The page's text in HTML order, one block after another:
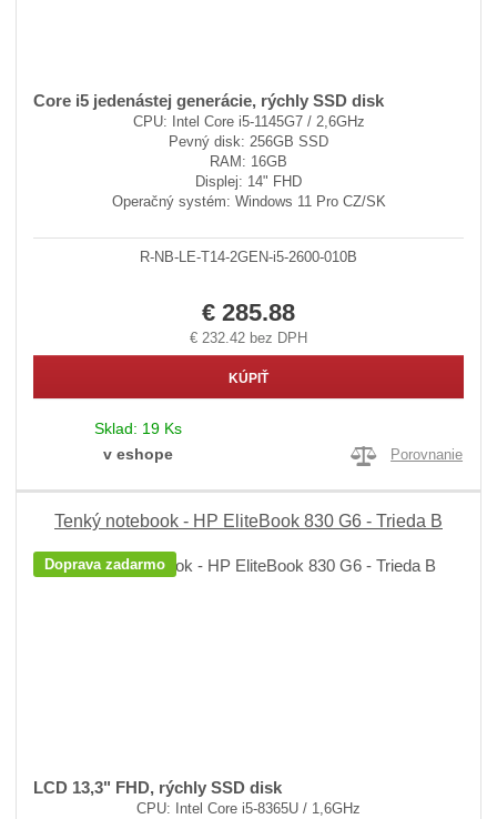
Core i5 jedenástej generácie, rýchly SSD disk
CPU: Intel Core i5-1145G7 / 2,6GHz
Pevný disk: 256GB SSD
RAM: 16GB
Displej: 14" FHD
Operačný systém: Windows 11 Pro CZ/SK
R-NB-LE-T14-2GEN-i5-2600-010B
€ 285.88
€ 232.42 bez DPH
KÚPIŤ
Sklad: 19 Ks
v eshope
Porovnanie
Tenký notebook - HP EliteBook 830 G6 - Trieda B
Doprava zadarmo
LCD 13,3" FHD, rýchly SSD disk
CPU: Intel Core i5-8365U / 1,6GHz